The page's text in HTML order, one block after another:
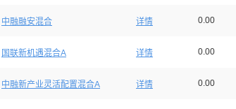
中融融安混合 详情 0.00
国联新机遇混合A 详情 0.00
中融新产业灵活配置混合A 详情 0.00